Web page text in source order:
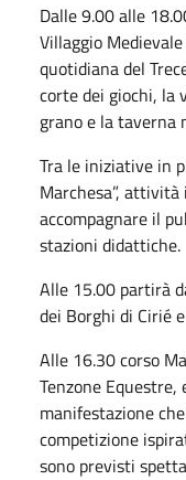
Dalle 9.00 alle
Villaggio
quotidiana del
corte dei giochi, la
grano e la taverna
Tra le iniziative in
Marchesa”,
accompagnare il
stazioni didattiche.
Alle 15.00 partirà
dei Borghi di Cirié
Alle 16.30 corso
Tenzone
manifestazione
competizione
sono previsti